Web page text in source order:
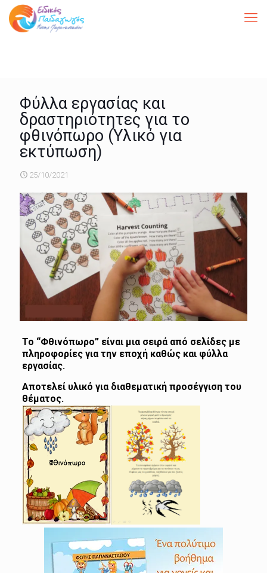
Φύλλα εργασίας και
δραστηριότητες για το
φθινόπωρο (Υλικό για
εκτύπωση)
25/10/2021
Το “Φθινόπωρο” είναι μια σειρά από σελίδες με
πληροφορίες για την εποχή καθώς και φύλλα
εργασίας.
Αποτελεί υλικό για διαθεματική προσέγγιση του
θέματος.